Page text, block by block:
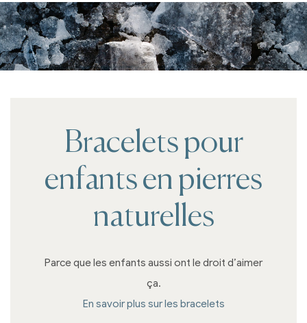
Bracelets pour
enfants en pierres
naturelles
Parce que les enfants aussi ont le droit d’aimer
ça.
En savoir plus sur les bracelets